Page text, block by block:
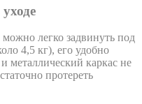
легко задвинуть под
4,5 кг), его удобно
металлический каркас не
протереть